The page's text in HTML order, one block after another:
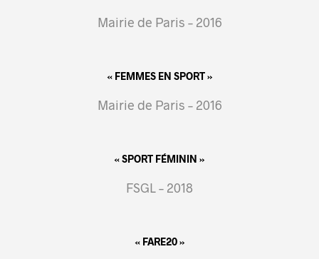
Mairie de Paris – 2016
« FEMMES EN SPORT »
Mairie de Paris – 2016
« SPORT FÉMININ »
FSGL – 2018
« FARE20 »